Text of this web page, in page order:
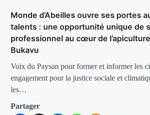
Monde d’Abeilles ouvre ses portes
talents : une opportunité unique de
professionnel au cœur de
Bukavu
Voix du Paysan pour former et informer les
engagement pour la justice sociale et
les…
Partager